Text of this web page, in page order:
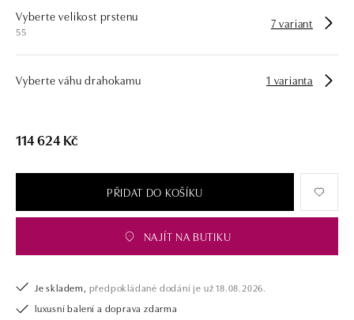
zásnubní prsten nebo diamantový náramek či náhrdelník, nedarujete s
námi pouze šperk, ale také chytrou investici.
Vyberte velikost prstenu
55
7 variant
Vyberte váhu drahokamu 1 varianta
114 624 Kč
PŘIDAT DO KOŠÍKU
NAJÍT NA BUTIKU
Je skladem, předpokládané dodání je už 18.08.2026.
luxusní balení a doprava zdarma